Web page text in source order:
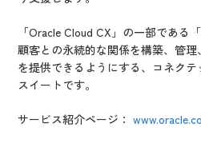
「Oracle Cloud CX」の一部である
顧客との永続的な関係を構築、管
を提供できるようにする、コネクテ
スイートです。
サービス紹介ページ：